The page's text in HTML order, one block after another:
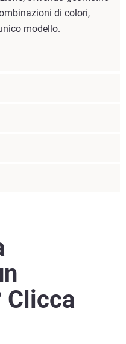
di colori,
modello.
Clicca